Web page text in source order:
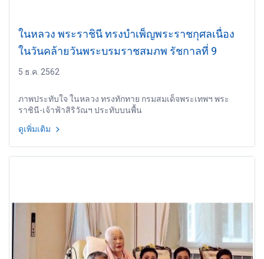
ในหลวง พระราชินี ทรงบำเพ็ญพระราชกุศลเนื่อง
ในวันคล้ายวันพระบรมราชสมภพ รัชกาลที่ 9
5 ธ.ค. 2562
ภาพประทับใจ ในหลวง ทรงทักทาย กรมสมเด็จพระเทพฯ พระ
ราชินี-เจ้าฟ้าสิริวัณฯ ประทับบนพื้น
ดูเพิ่มเติม